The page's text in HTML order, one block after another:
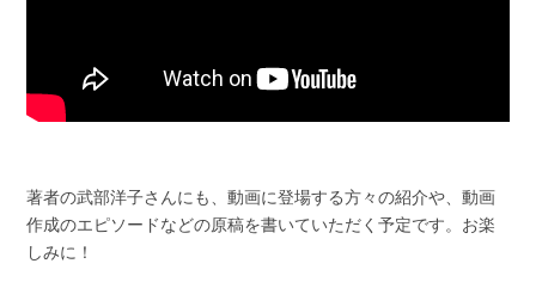
著者の武部洋子さんにも、動画に登場する方々の紹介や、動画
作成のエピソードなどの原稿を書いていただく予定です。お楽
しみに！